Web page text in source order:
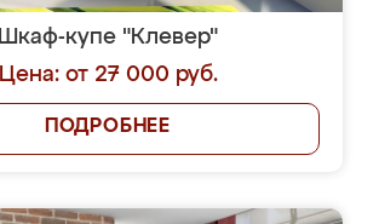
Шкаф-купе "Клевер"
Цена: от 27 000 руб.
ПОДРОБНЕЕ